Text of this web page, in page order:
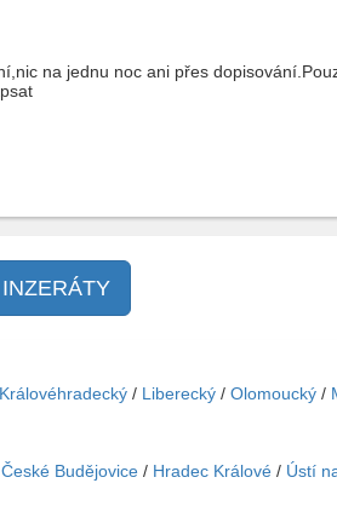
na jednu noc ani přes
Královéhradecký / Liberecký / Olomoucký /
České Budějovice / Hradec Králové / Ústí